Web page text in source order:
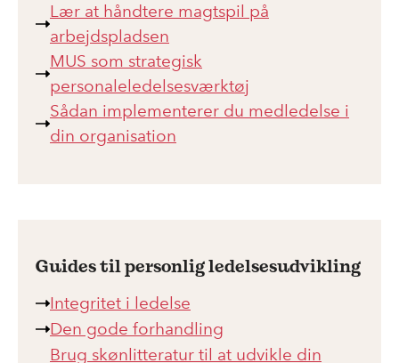
Lær at håndtere magtspil på
arbejdspladsen
MUS som strategisk
personaleledelsesværktøj
Sådan implementerer du medledelse i
din organisation
Guides til personlig ledelsesudvikling
Integritet i ledelse
Den gode forhandling
Brug skønlitteratur til at udvikle din